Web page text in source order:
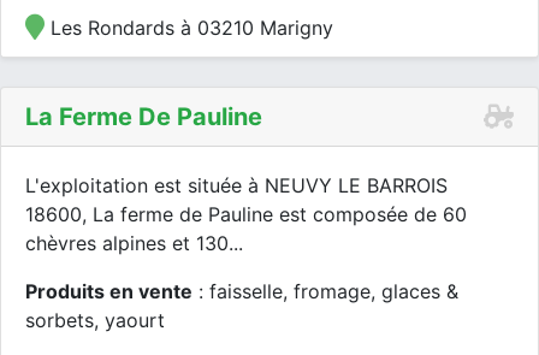
Les Rondards à 03210 Marigny
La Ferme De Pauline
L'exploitation est située à NEUVY LE BARROIS
18600, La ferme de Pauline est composée de 60
chèvres alpines et 130...
Produits en vente : faisselle, fromage, glaces &
sorbets, yaourt